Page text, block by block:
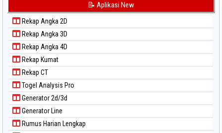
Paito Warna Kuda Lari
Paito Warna Magnum Cambodia
Paito Warna Nagoya
Paito Warna New York Midday
Paito Warna North Carolina Day
Paito Warna Pcso
Paito Warna Pennsylvania Day
Paito Warna Sao Paulo
Paito Warna Singapore
Paito Warna Sydney
📝 Aplikasi New
Rekap Angka 2D
Rekap Angka 3D
Rekap Angka 4D
Rekap Kumat
Rekap CT
Togel Analysis Pro
Generator 2d/3d
Generator Line
Rumus Harian Lengkap